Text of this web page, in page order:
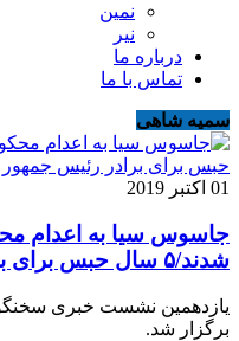
نمین
نیر
درباره ما
تماس با ما
سمیه شاهی
01 اکتبر 2019
شدند/۵ سال حبس برای برادر رئیس جمهور
یازدهمین نشست خبری
برگزار شد.